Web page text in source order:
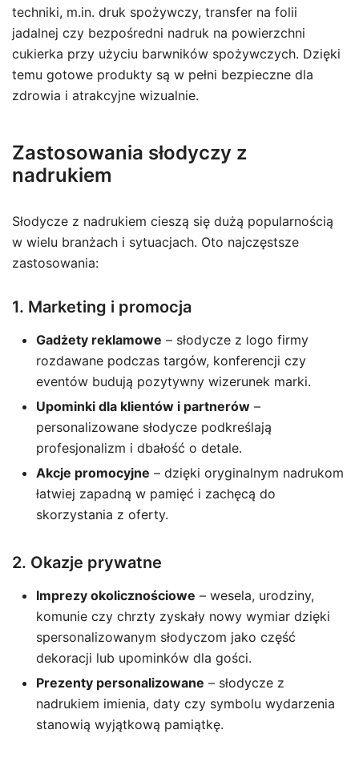
techniki, m.in. druk spożywczy, transfer na folii
jadalnej czy bezpośredni nadruk na powierzchni
cukierka przy użyciu barwników spożywczych. Dzięki
temu gotowe produkty są w pełni bezpieczne dla
zdrowia i atrakcyjne wizualnie.
Zastosowania słodyczy z
nadrukiem
Słodycze z nadrukiem cieszą się dużą popularnością
w wielu branżach i sytuacjach. Oto najczęstsze
zastosowania:
1. Marketing i promocja
Gadżety reklamowe – słodycze z logo firmy
rozdawane podczas targów, konferencji czy
eventów budują pozytywny wizerunek marki.
Upominki dla klientów i partnerów –
personalizowane słodycze podkreślają
profesjonalizm i dbałość o detale.
Akcje promocyjne – dzięki oryginalnym nadrukom
łatwiej zapadną w pamięć i zachęcą do
skorzystania z oferty.
2. Okazje prywatne
Imprezy okolicznościowe – wesela, urodziny,
komunie czy chrzty zyskały nowy wymiar dzięki
spersonalizowanym słodyczom jako część
dekoracji lub upominków dla gości.
Prezenty personalizowane – słodycze z
nadrukiem imienia, daty czy symbolu wydarzenia
stanowią wyjątkową pamiątkę.